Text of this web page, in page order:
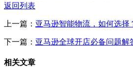
返回列表
上一篇： 亚马逊智能物流，如何选择
下一篇： 亚马逊全球开店必备问题解
相关文章